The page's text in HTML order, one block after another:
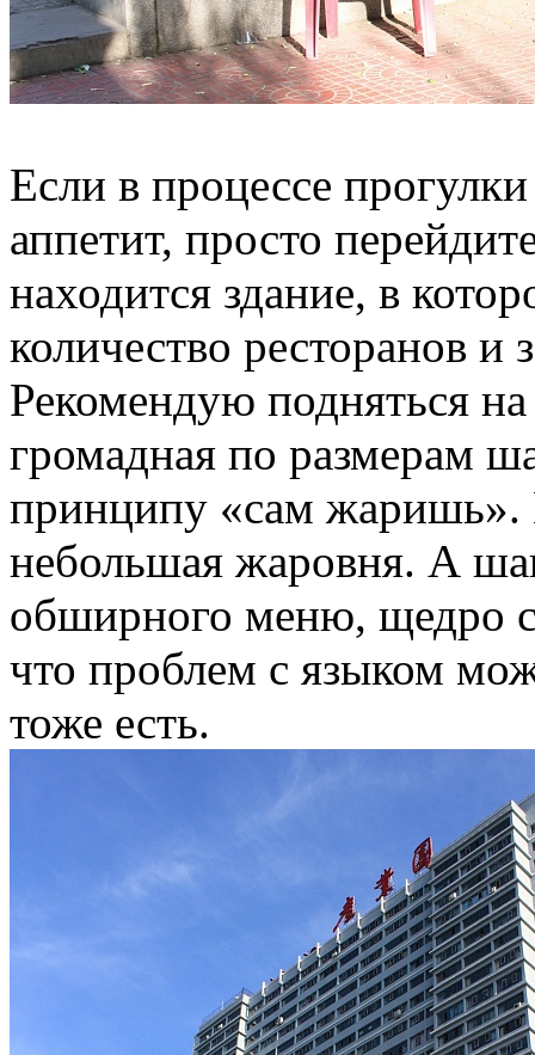
Если в процессе
аппетит, просто
находится здание, в
количество ресторанов и
Рекомендую подняться на
громадная по размерам
принципу «сам жаришь».
небольшая жаровня. А
обширного меню, щедро
что проблем с языком
тоже есть.